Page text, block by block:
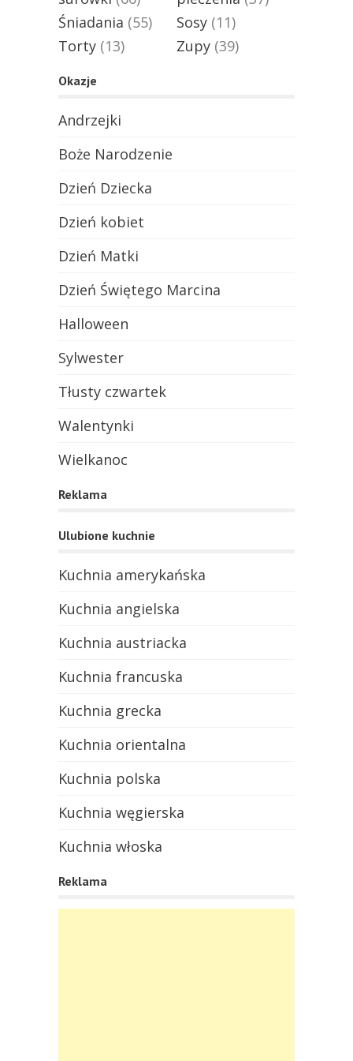
Śniadania (55) Sosy (11)
Torty (13) Zupy (39)
Okazje
Andrzejki
Boże Narodzenie
Dzień Dziecka
Dzień kobiet
Dzień Matki
Dzień Świętego Marcina
Halloween
Sylwester
Tłusty czwartek
Walentynki
Wielkanoc
Reklama
Ulubione kuchnie
Kuchnia amerykańska
Kuchnia angielska
Kuchnia austriacka
Kuchnia francuska
Kuchnia grecka
Kuchnia orientalna
Kuchnia polska
Kuchnia węgierska
Kuchnia włoska
Reklama